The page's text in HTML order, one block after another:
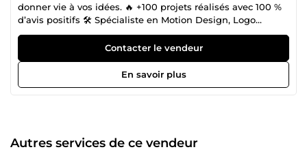
donner vie à vos idées. 🔥 +100 projets réalisés avec 100 %
d’avis positifs 🛠️ Spécialiste en Motion Design, Logo
Animation, 2D Animation, Graphic Design &amp; Montage
des créations uniques, professionnelles et 100 %
nouvelle dimension. 📩 Discutons de votre projet dès
Contacter le vendeur
En savoir plus
Autres services de ce vendeur